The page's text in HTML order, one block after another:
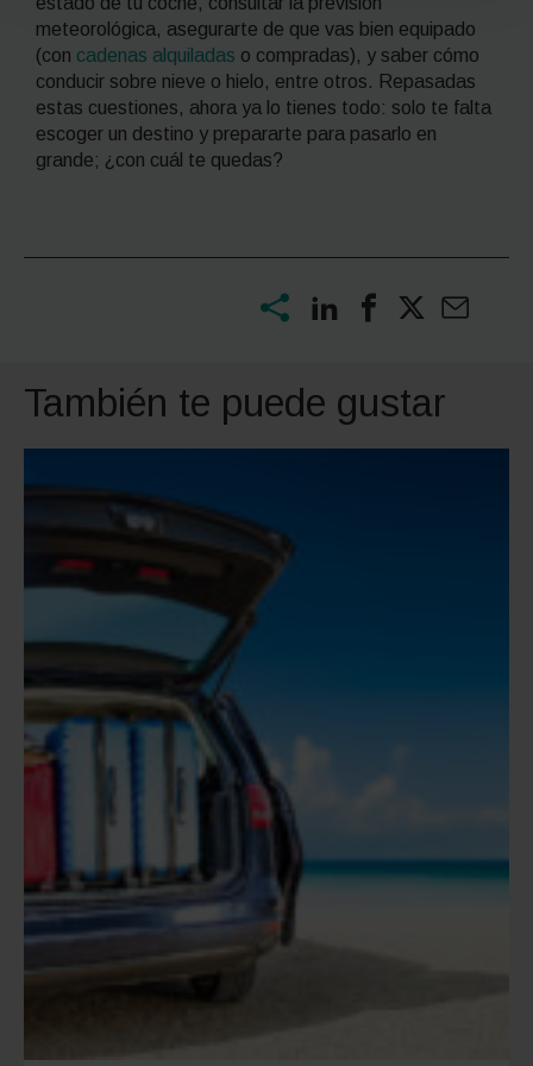
meteorológica, asegurarte de que vas bien equipado
(con cadenas alquiladas o compradas), y saber cómo
conducir sobre nieve o hielo, entre otros. Repasadas
estas cuestiones, ahora ya lo tienes todo: solo te falta
escoger un destino y prepararte para pasarlo en
grande; ¿con cuál te quedas?
También te puede gustar